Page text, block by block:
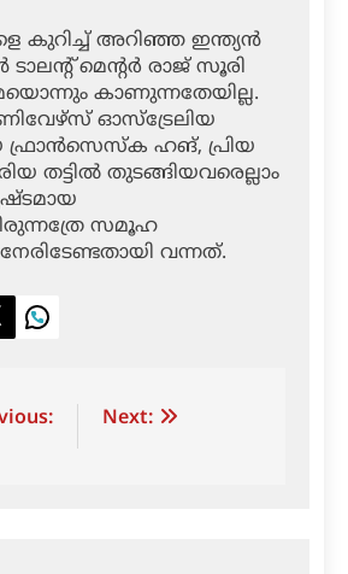
കുറിച്ച് അറിഞ്ഞ ഇന്ത്യന്‍
മെന്റര്‍ രാജ് സൂരി
കാണുന്നതേയില്ല.
ഓസ്‌ട്രേലിയ
ഫ്രാന്‍സെസ്‌ക ഹങ്, പ്രിയ
തട്ടില്‍ തുടങ്ങിയവരെല്ലാം
സമൂഹ
വന്നത്.
LinkedIn
Next: